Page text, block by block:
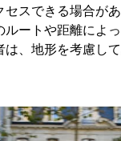
セスできる場合が
ートや距離によっ
は、地形を考慮し